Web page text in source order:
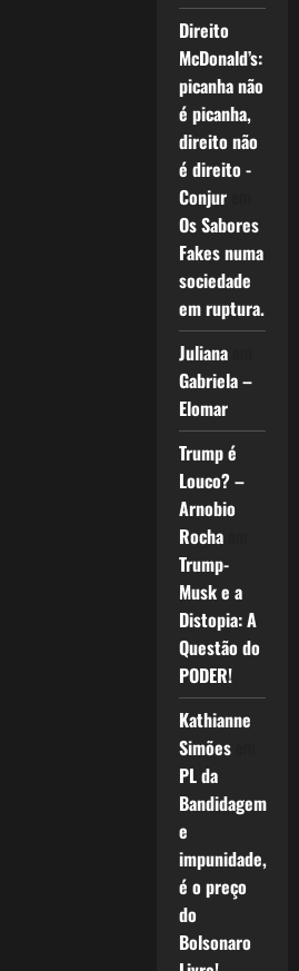
Direito
McDonald’s:
picanha não
é picanha,
direito não
é direito -
Conjurem
Os Sabores
Fakes numa
sociedade
em ruptura.
Julianaem
Gabriela –
Elomar
Trump é
Louco? –
Arnobio
Rochaem
Trump-
Musk e a
Distopia: A
Questão do
PODER!
Kathianne
Simõesem
PL da
Bandidagem
e
impunidade,
é o preço
do
Bolsonaro